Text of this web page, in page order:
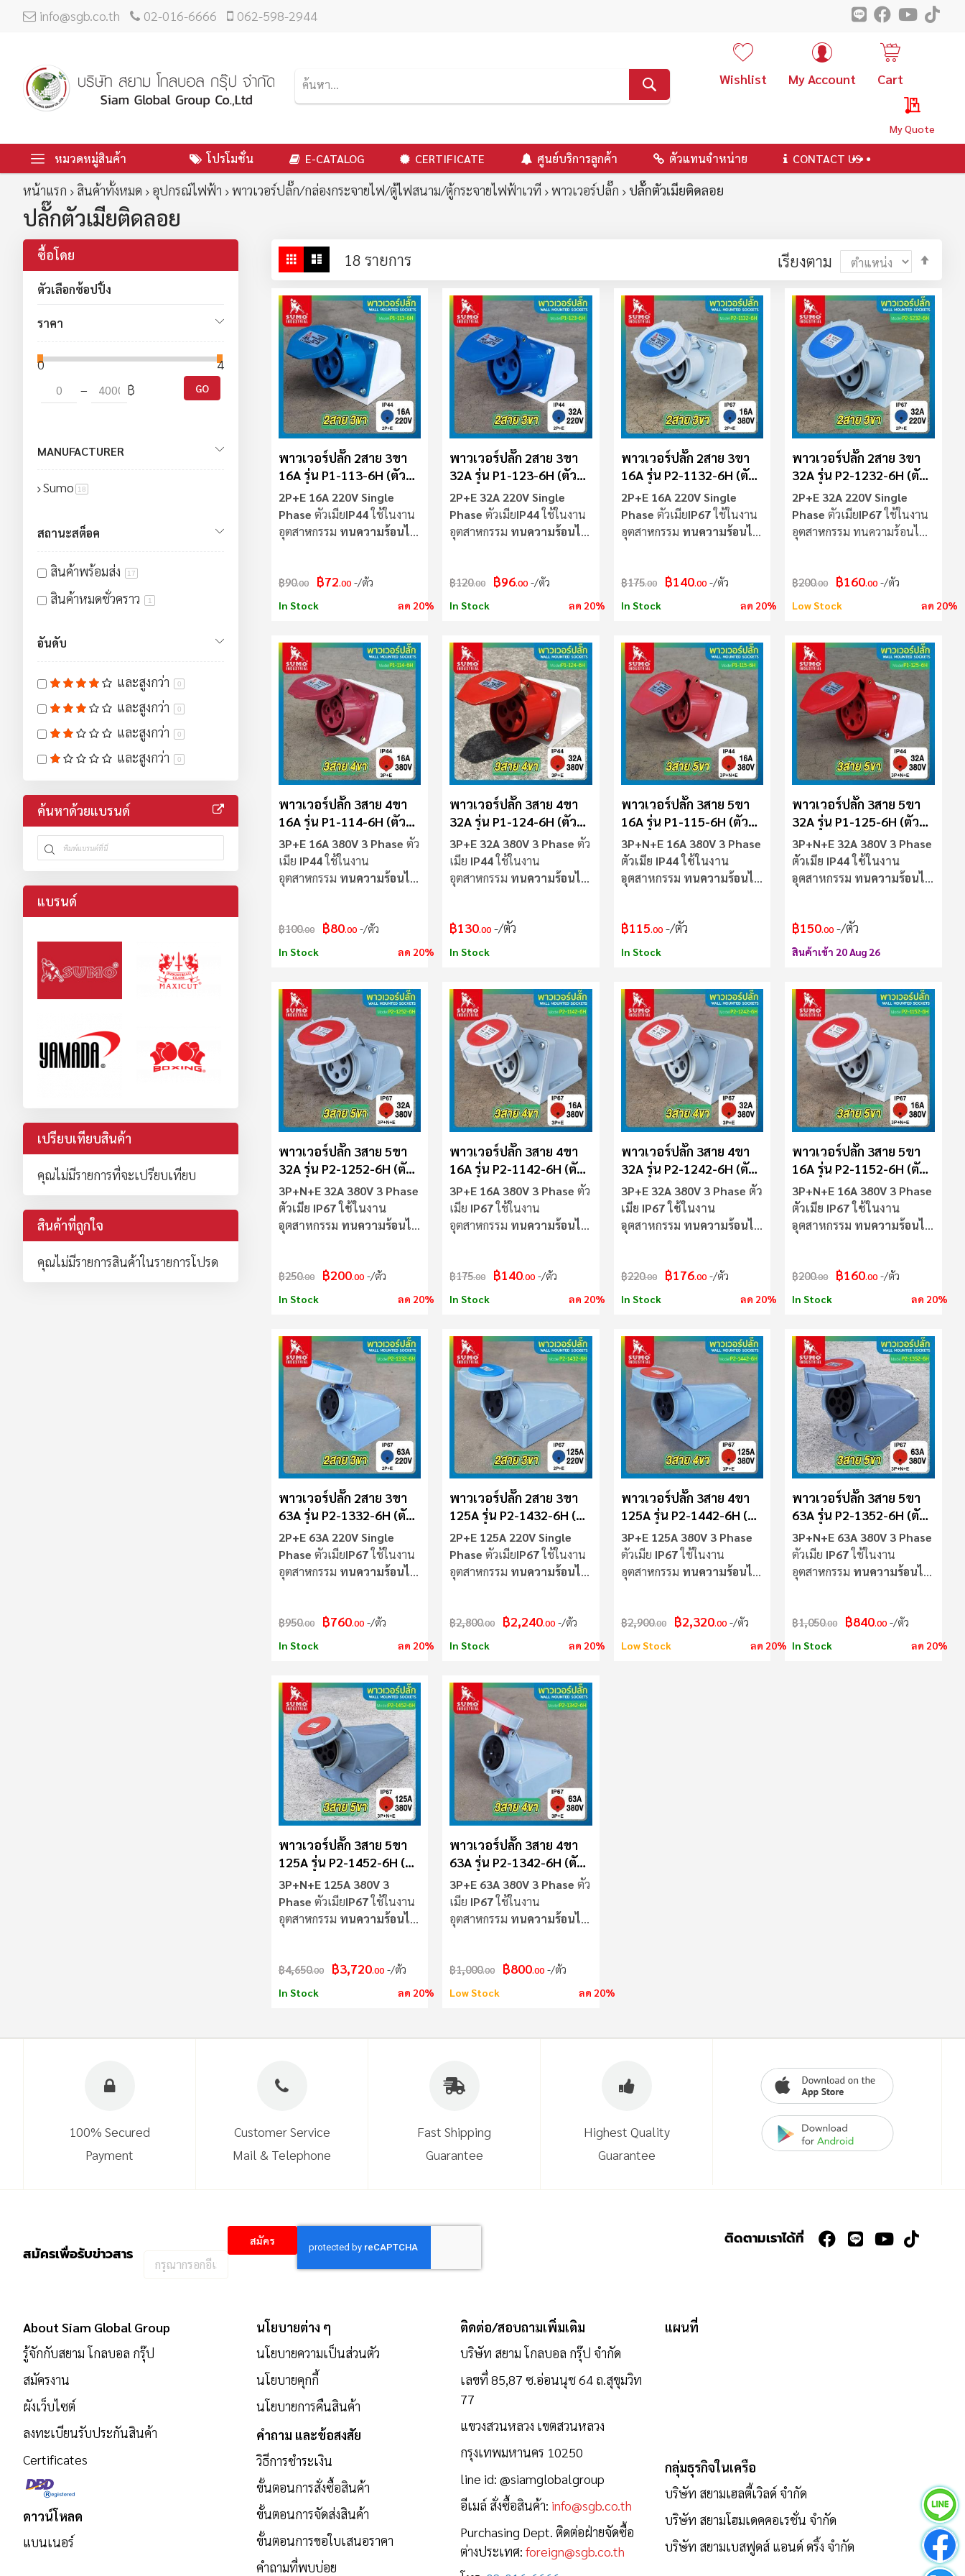
info@sgb.co.th 02-016-6666 062-598-2944
My Quote
Wishlist My Account Cart
หมวดหมู่สินค้า โปรโมชั่น E-CATALOG CERTIFICATE ศูนย์บริการลูกค้า ตัวแทนจำหน่าย CONTACT US
หน้าแรก สินค้าทั้งหมด อุปกรณ์ไฟฟ้า พาวเวอร์ปลั๊ก/กล่องกระจายไฟ/ตู้ไฟสนาม/ตู้กระจายไฟฟ้าเวที พาวเวอร์ปลั๊ก ปลั๊กตัวเมียติดลอย
ปลั๊กตัวเมียติดลอย
ใน
มุม
มอง
ตาราง รายการ
18 รายการ เรียงตาม
ตาม
ลำดับ
พาวเวอร์ปลั๊ก 2สาย 3ขา
16A รุ่น P1-113-6H (ตัว
เมีย) SUMO
2P+E 16A 220V Single
Phase ตัวเมียIP44ใช้ในงาน
อุตสาหกรรม ทนความร้อนไม่
฿90.00 ฿72.00 /ตัว
In Stock ลด 20%
พาวเวอร์ปลั๊ก 2สาย 3ขา
32A รุ่น P1-123-6H (ตัว
เมีย) SUMO
2P+E 32A 220V Single
Phase ตัวเมียIP44ใช้ในงาน
อุตสาหกรรม ทนความร้อนไม่
฿120.00 ฿96.00 /ตัว
In Stock ลด 20%
พาวเวอร์ปลั๊ก 2สาย 3ขา
16A รุ่น P2-1132-6H (ตัว
เมีย) SUMO
2P+E 16A 220V Single
Phase ตัวเมียIP67ใช้ในงาน
อุตสาหกรรม ทนความร้อนไม่
฿175.00 ฿140.00 /ตัว
In Stock ลด 20%
พาวเวอร์ปลั๊ก 2สาย 3ขา
32A รุ่น P2-1232-6H (ตัว
เมีย) SUMO
2P+E 32A 220V Single
Phase ตัวเมียIP67ใช้ในงาน
อุตสาหกรรม ทนความร้อนไม่
฿200.00 ฿160.00 /ตัว
Low Stock ลด 20%
พาวเวอร์ปลั๊ก 3สาย 4ขา
16A รุ่น P1-114-6H (ตัว
เมีย) SUMO
3P+E 16A 380V 3 Phase ตัว
เมีย IP44ใช้ในงาน
อุตสาหกรรม ทนความร้อนไม่
฿100.00 ฿80.00 /ตัว
In Stock ลด 20%
พาวเวอร์ปลั๊ก 3สาย 4ขา
32A รุ่น P1-124-6H (ตัว
เมีย) SUMO
3P+E 32A 380V 3 Phase ตัว
เมีย IP44ใช้ในงาน
อุตสาหกรรม ทนความร้อนไม่
฿130.00 /ตัว
In Stock
พาวเวอร์ปลั๊ก 3สาย 5ขา
16A รุ่น P1-115-6H (ตัว
เมีย) SUMO
3P+N+E 16A 380V 3 Phase
ตัวเมีย IP44ใช้ในงาน
อุตสาหกรรม ทนความร้อนไม่
฿115.00 /ตัว
In Stock
พาวเวอร์ปลั๊ก 3สาย 5ขา
32A รุ่น P1-125-6H (ตัว
เมีย) SUMO
3P+N+E 32A 380V 3 Phase
ตัวเมีย IP44ใช้ในงาน
อุตสาหกรรม ทนความร้อนไม่
฿150.00 /ตัว
สินค้าเข้า 20 Aug 26
พาวเวอร์ปลั๊ก 3สาย 5ขา
32A รุ่น P2-1252-6H (ตัว
เมีย) SUMO
3P+N+E 32A 380V 3 Phase
ตัวเมีย IP67ใช้ในงาน
อุตสาหกรรม ทนความร้อนไม่
฿250.00 ฿200.00 /ตัว
In Stock ลด 20%
พาวเวอร์ปลั๊ก 3สาย 4ขา
16A รุ่น P2-1142-6H (ตัว
เมีย) SUMO
3P+E 16A 380V 3 Phase ตัว
เมีย IP67ใช้ในงาน
อุตสาหกรรม ทนความร้อนไม่
฿175.00 ฿140.00 /ตัว
In Stock ลด 20%
พาวเวอร์ปลั๊ก 3สาย 4ขา
32A รุ่น P2-1242-6H (ตัว
เมีย) SUMO
3P+E 32A 380V 3 Phase ตัว
เมีย IP67ใช้ในงาน
อุตสาหกรรม ทนความร้อนไม่
฿220.00 ฿176.00 /ตัว
In Stock ลด 20%
พาวเวอร์ปลั๊ก 3สาย 5ขา
16A รุ่น P2-1152-6H (ตัว
เมีย) SUMO
3P+N+E 16A 380V 3 Phase
ตัวเมีย IP67ใช้ในงาน
อุตสาหกรรม ทนความร้อนไม่
฿200.00 ฿160.00 /ตัว
In Stock ลด 20%
พาวเวอร์ปลั๊ก 2สาย 3ขา
63A รุ่น P2-1332-6H (ตัว
เมีย) SUMO
2P+E 63A 220V Single
Phase ตัวเมียIP67ใช้ในงาน
อุตสาหกรรม ทนความร้อนไม่
฿950.00 ฿760.00 /ตัว
In Stock ลด 20%
พาวเวอร์ปลั๊ก 2สาย 3ขา
125A รุ่น P2-1432-6H (ตัว
เมีย) SUMO
2P+E 125A 220V Single
Phase ตัวเมียIP67ใช้ในงาน
อุตสาหกรรม ทนความร้อนไม่
฿2,800.00 ฿2,240.00 /ตัว
In Stock ลด 20%
พาวเวอร์ปลั๊ก 3สาย 4ขา
125A รุ่น P2-1442-6H (ตัว
เมีย) SUMO
3P+E 125A 380V 3 Phase
ตัวเมีย IP67ใช้ในงาน
อุตสาหกรรม ทนความร้อนไม่
฿2,900.00 ฿2,320.00 /ตัว
Low Stock ลด 20%
พาวเวอร์ปลั๊ก 3สาย 5ขา
63A รุ่น P2-1352-6H (ตัว
เมีย) SUMO
3P+N+E 63A 380V 3 Phase
ตัวเมีย IP67ใช้ในงาน
อุตสาหกรรม ทนความร้อนไม่
฿1,050.00 ฿840.00 /ตัว
In Stock ลด 20%
พาวเวอร์ปลั๊ก 3สาย 5ขา
125A รุ่น P2-1452-6H (ตัว
เมีย) SUMO
3P+N+E 125A 380V 3
Phase ตัวเมียIP67ใช้ในงาน
อุตสาหกรรม ทนความร้อนไม่
฿4,650.00 ฿3,720.00 /ตัว
In Stock ลด 20%
พาวเวอร์ปลั๊ก 3สาย 4ขา
63A รุ่น P2-1342-6H (ตัว
เมีย) SUMO
3P+E 63A 380V 3 Phase ตัว
เมีย IP67ใช้ในงาน
อุตสาหกรรม ทนความร้อนไม่
฿1,000.00 ฿800.00 /ตัว
Low Stock ลด 20%
ซื้อโดย
ตัวเลือกช้อปปิ้ง
ราคา
0
4000
–
฿ GO
MANUFACTURER
Sumo 18
สถานะสต็อค
สินค้าพร้อมส่ง 17
สินค้าหมดชั่วคราว 1
อันดับ
และสูงกว่า 0
และสูงกว่า 0
และสูงกว่า 0
และสูงกว่า 0
ค้นหาด้วยแบรนด์
แบรนด์
เปรียบเทียบสินค้า
คุณไม่มีรายการที่จะเปรียบเทียบ
สินค้าที่ถูกใจ
คุณไม่มีรายการสินค้าในรายการโปรด
100% Secured
Payment
Customer Service
Mail & Telephone
Fast Shipping
Guarantee
Highest Quality
Guarantee
สมัครเพื่อรับข่าวสาร
กรอก
รับ
ข่าวสาร:
สมัคร ติดตามเราได้ที่
About Siam Global Group
รู้จักกับสยาม โกลบอล กรุ๊ป
สมัครงาน
ผังเว็บไซต์
ลงทะเบียนรับประกันสินค้า
Certificates
ดาวน์โหลด
แบนเนอร์
นโยบายต่าง ๆ
นโยบายความเป็นส่วนตัว
นโยบายคุกกี้
นโยบายการคืนสินค้า
คำถาม และข้อสงสัย
วิธีการชำระเงิน
ขั้นตอนการสั่งซื้อสินค้า
ขั้นตอนการจัดส่งสินค้า
ขั้นตอนการขอใบเสนอราคา
คำถามที่พบบ่อย
ติดต่อ/สอบถามเพิ่มเติม
บริษัท สยาม โกลบอล กรุ๊ป จำกัด
เลขที่ 85,87 ซ.อ่อนนุช 64 ถ.สุขุมวิท
77
แขวงสวนหลวง เขตสวนหลวง
กรุงเทพมหานคร 10250
line id:@siamglobalgroup
อีเมล์ สั่งซื้อสินค้า: info@sgb.co.th
Purchasing Dept. ติดต่อฝ่ายจัดซื้อ
ต่างประเทศ:foreign@sgb.co.th
แผนที่
กลุ่มธุรกิจในเครือ
บริษัท สยามเฮลตี้เวิลด์ จำกัด
บริษัท สยามโฮมเดคคอเรชั่น จำกัด
บริษัท สยามเบสฟูดส์ แอนด์ ดริ้ง จำกัด